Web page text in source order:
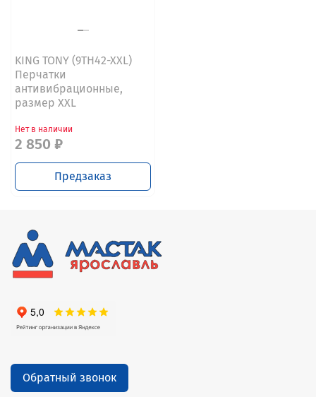
KING TONY (9TH42-XXL)
Перчатки
антивибрационные,
размер XXL
Нет в наличии
2 850 ₽
Предзаказ
Обратный звонок